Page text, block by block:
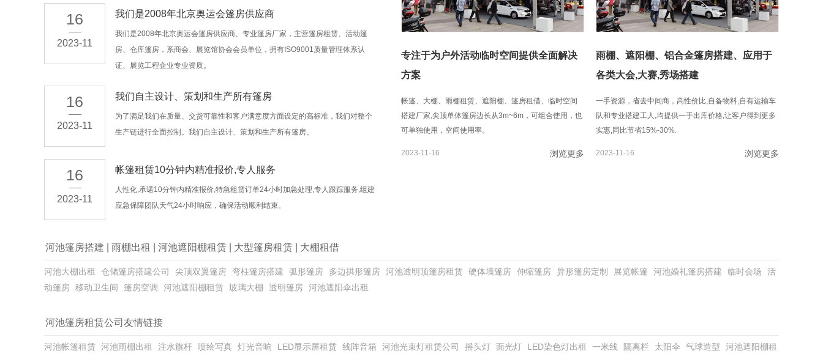
16
2023-11
我们是2008年北京奥运会篷房供应商
我们是2008年北京奥运会篷房供应商、专业篷房厂家，主营篷房租赁、活动篷
房、仓库篷房，系商会、展览馆协会会员单位，拥有ISO9001质量管理体系认
证、展览工程企业专业资质。
16
2023-11
我们自主设计、策划和生产所有篷房
为了满足我们在质量、交货可靠性和客户满意度方面设定的高标准，我们对整个
生产链进行全面控制。我们自主设计、策划和生产所有篷房。
16
2023-11
帐篷租赁10分钟内精准报价,专人服务
人性化,承诺10分钟内精准报价,特急租赁订单24小时加急处理,专人跟踪服务,组建
应急保障团队天气24小时响应，确保活动顺利结束。
专注于为户外活动临时空间提供全面解决
方案
帐篷、大棚、雨棚租赁、遮阳棚、篷房租借、临时空间
搭建厂家,尖顶单体篷房边长从3m~6m，可组合使用，也
可单独使用，空间使用率。
2023-11-16 浏览更多
雨棚、遮阳棚、铝合金篷房搭建、应用于
各类大会,大赛,秀场搭建
一手资源，省去中间商，高性价比,自备物料,自有运输车
队和专业搭建工人,均提供一手出库价格,让客户得到更多
实惠,同比节省15%-30%.
2023-11-16 浏览更多
河池篷房搭建 雨棚出租 河池遮阳棚租赁 大型篷房租赁 大棚租借
河池大棚出租 仓储篷房搭建公司 尖顶双翼篷房 弯柱篷房搭建 弧形篷房 多边拱形篷房 河池透明顶篷房租赁 硬体墙篷房 伸缩篷房 异形篷房定制 展览帐篷 河池婚礼篷房搭建 临时会场
活
动篷房
移动卫生间 篷房空调 河池遮阳棚租赁 玻璃大棚 透明篷房 河池遮阳伞出租
河池篷房租赁公司友情链接
河池帐篷租赁 河池雨棚出租 注水旗杆 喷绘写真 灯光音响 LED显示屏租赁 线阵音箱 河池光束灯租赁公司 摇头灯 面光灯 LED染色灯出租 一米线 隔离栏 太阳伞 气球造型
河池遮阳棚租